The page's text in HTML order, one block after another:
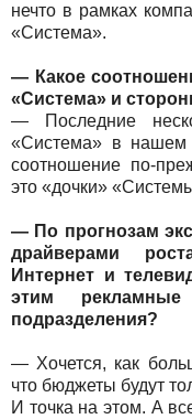
нечто в рамках
«Система».
— Какое
«Система» и
— Последние
«Система» в нашем
соотношение по-
это «дочки»
— По прогнозам
драйверами
Интернет и
этим рекламные
подразделения?
— Хочется, как
что бюджеты будут
И точка на этом. А